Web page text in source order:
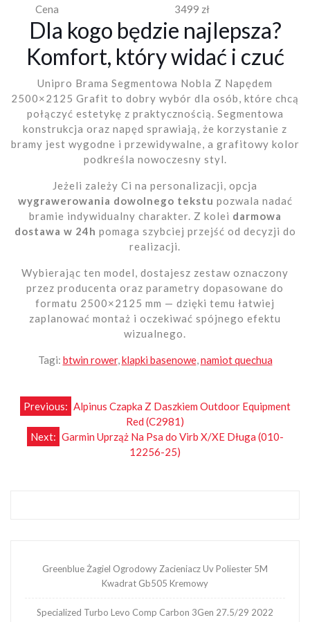
Cena
3499 zł
Dla kogo będzie najlepsza?
Komfort, który widać i czuć
Unipro Brama Segmentowa Nobla Z Napędem
2500×2125 Grafit to dobry wybór dla osób, które chcą
połączyć estetykę z praktycznością. Segmentowa
konstrukcja oraz napęd sprawiają, że korzystanie z
bramy jest wygodne i przewidywalne, a grafitowy kolor
podkreśla nowoczesny styl.
Jeżeli zależy Ci na personalizacji, opcja
wygrawerowania dowolnego tekstu pozwala nadać
bramie indywidualny charakter. Z kolei darmowa
dostawa w 24h pomaga szybciej przejść od decyzji do
realizacji.
Wybierając ten model, dostajesz zestaw oznaczony
przez producenta oraz parametry dopasowane do
formatu 2500×2125 mm — dzięki temu łatwiej
zaplanować montaż i oczekiwać spójnego efektu
wizualnego.
Tagi: btwin rower,klapki basenowe,namiot quechua
Nawigacja
wpisu
Previous: Alpinus Czapka Z Daszkiem Outdoor Equipment
Red (C2981)
Next: Garmin Uprząż Na Psa do Virb X/XE Długa (010-
12256-25)
Greenblue Żagiel Ogrodowy Zacieniacz Uv Poliester 5M
Kwadrat Gb505 Kremowy
Specialized Turbo Levo Comp Carbon 3Gen 27.5/29 2022